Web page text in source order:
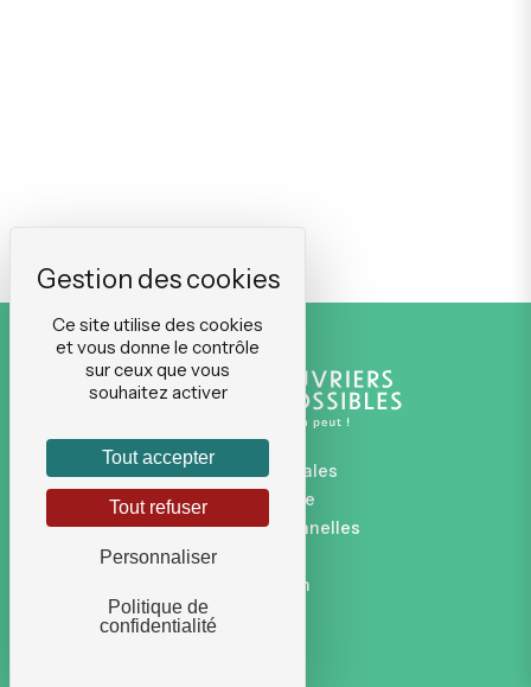
Mentions légales
Plan du site
Données personnelles
Connexion
Ce site utilise des cookies
et vous donne le contrôle
sur ceux que vous
souhaitez activer
Tout accepter
Tout refuser
Personnaliser
Politique de
confidentialité